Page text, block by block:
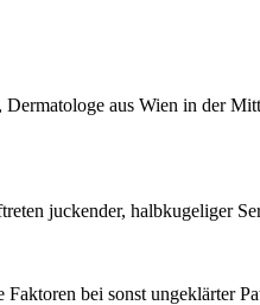
aus Wien in der
juckender, halbkugeliger
bei sonst ungeklärter